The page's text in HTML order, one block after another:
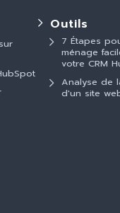
Outils
7 Étapes
ménage
votre CRM
Analyse de
d'un site